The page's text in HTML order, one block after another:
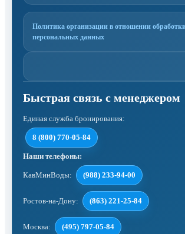
Политика организации в отношении
персональных данных
Единая служба бронирования:
8 (800) 770-05-84
Наши телефоны:
КавМинВоды: (988) 233-94-00
Ростов-на-Дону: (863) 221-25-84
Москва: (495) 797-05-84